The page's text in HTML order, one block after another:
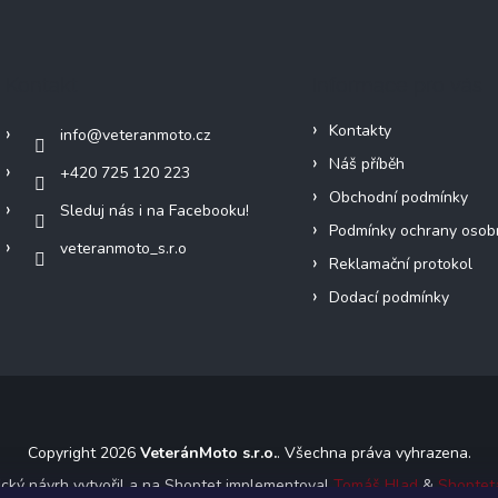
info@veteranmoto.cz
+420 725 120 223
Sleduj nás i na Facebooku!
veteranmoto_s.r.o
Kontakty
Náš příběh
Obchodní podmínky
Podmínky ochrany
Reklamační protokol
Dodací podmínky
Copyright 2026 VeteránMoto s.r.o.. Všechna práva vyhrazena.
návrh vytvořil a na Shoptet implementoval Tomáš Hlad &